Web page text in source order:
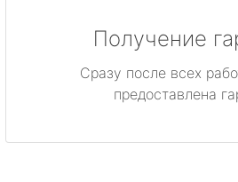
Получение
Сразу после всех
предоставлена